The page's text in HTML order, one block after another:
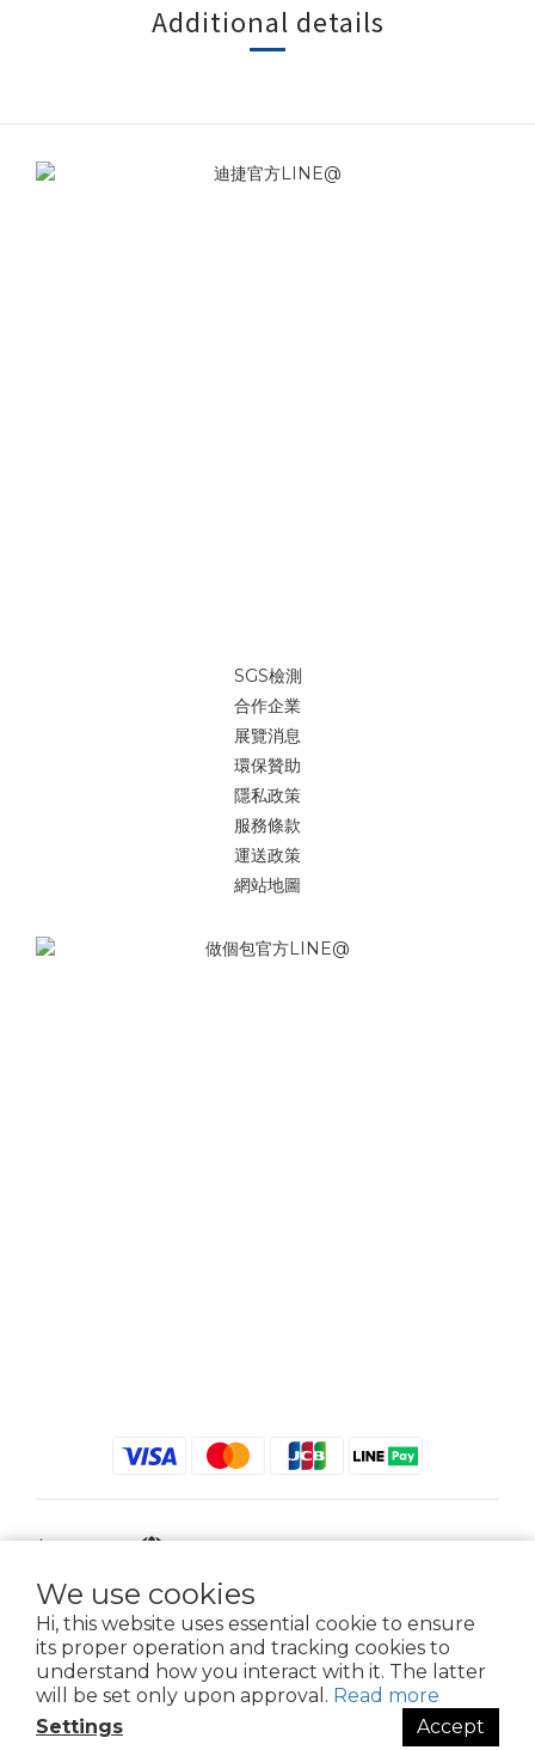
We use cookies
Hi, this website uses essential cookie to ensure
its proper operation and tracking cookies to
understand how you interact with it. The latter
will be set only upon approval. Read more
Settings
Accept
Additional details
SGS檢測
合作企業
展覽消息
環保贊助
隱私政策
服務條款
運送政策
網站地圖
$ TWD English
2021 © iGreenbag | DoaBag | Working Hrs 8:30 - 18:00｜新北市新莊區中正路
659-5號3樓 | 02-2903-8800 | 統編 : 28396448 (唯一統編無關係企業)